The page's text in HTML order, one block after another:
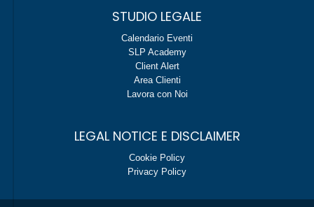
STUDIO LEGALE
Calendario Eventi
SLP Academy
Client Alert
Area Clienti
Lavora con Noi
LEGAL NOTICE E DISCLAIMER
Cookie Policy
Privacy Policy